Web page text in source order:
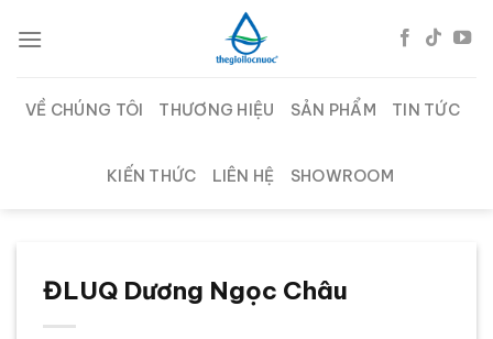
đến
dung
VỀ CHÚNG TÔI THƯƠNG HIỆU SẢN PHẨM TIN TỨC
KIẾN THỨC LIÊN HỆ SHOWROOM
ĐLUQ Dương Ngọc Châu